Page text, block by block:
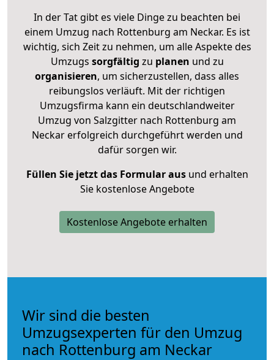
In der Tat gibt es viele Dinge zu beachten bei
einem Umzug nach Rottenburg am Neckar. Es ist
wichtig, sich Zeit zu nehmen, um alle Aspekte des
Umzugs sorgfältig zu planen und zu
organisieren, um sicherzustellen, dass alles
reibungslos verläuft. Mit der richtigen
Umzugsfirma kann ein deutschlandweiter
Umzug von Salzgitter nach Rottenburg am
Neckar erfolgreich durchgeführt werden und
dafür sorgen wir.
Füllen Sie jetzt das Formular ausund erhalten
Sie kostenlose Angebote
Kostenlose Angebote erhalten
Wir sind die besten
Umzugsexperten für den Umzug
nach Rottenburg am Neckar